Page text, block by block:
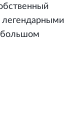
легендарными
большом